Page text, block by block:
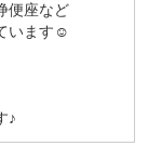
便座など
います☺
♪